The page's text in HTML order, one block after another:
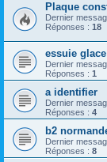
Plaque
Dernier
Réponses : 18
essuie
Dernier
Réponses : 1
a identifier
Dernier
Réponses : 4
b2
Dernier
Réponses : 8